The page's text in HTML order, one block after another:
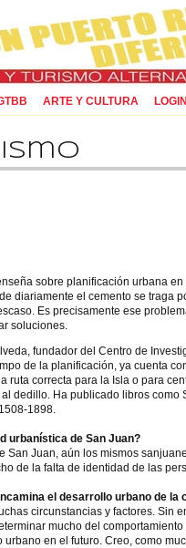
ARTE Y CULTURA LOGIN
sobre planificación urbana
diariamente el cemento se traga
Es precisamente ese
soluciones.
fundador del Centro de
de la planificación, ya cuenta
ruta correcta para la Isla o para
dedillo. Ha publicado libros como
1898.
urbanística de San Juan?
San Juan, aún los mismos
de la falta de identidad de las
el desarrollo urbano de la
circunstancias y factores. Sin
mucho del
urbano en el futuro. Creo, como